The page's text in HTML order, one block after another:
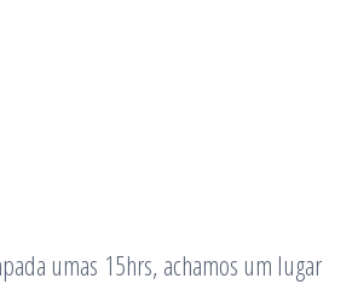
umas 15hrs, achamos um lugar